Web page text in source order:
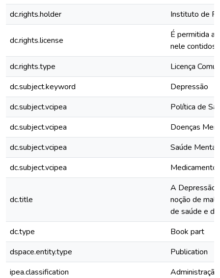
dc.rights.holder
Instituto de
dc.rights.license
É permitida a
nele
dc.rights.type
Licença
dc.subject.keyword
Depressão
dc.subject.vcipea
Política de
dc.subject.vcipea
Doenças
dc.subject.vcipea
Saúde Mental
dc.subject.vcipea
dc.title
A Depressão
noção de mal
de saúde e
dc.type
Book part
dspace.entity.type
Publication
ipea.classification